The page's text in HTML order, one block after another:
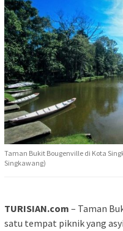
Taman Bukit Bougenville di Kota
Singkawang)
TURISIAN.com – Taman
satu tempat piknik yang